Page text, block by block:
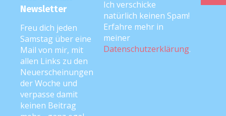
Newsletter
Freu dich jeden
Samstag über eine
Mail von mir, mit
allen Links zu den
Neuerscheinungen
der Woche und
verpasse damit
keinen Beitrag
Ich verschicke
natürlich keinen Spam!
Erfahre mehr in
meiner
Datenschutzerklärung.